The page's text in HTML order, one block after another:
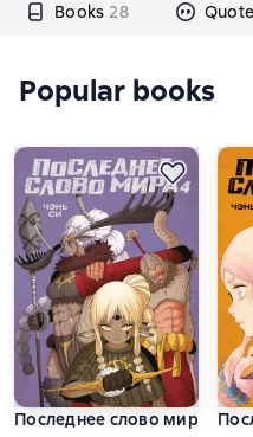
Books 28
Popular books
Последнее слово мира.